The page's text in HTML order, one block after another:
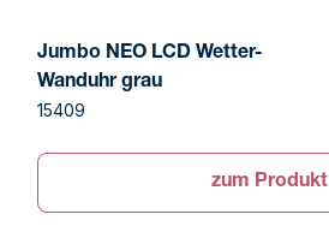
Jumbo NEO LCD Wetter-
Wanduhr grau
15409
zum Produkt